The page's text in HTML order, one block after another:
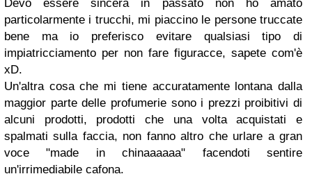
Devo essere sincera in passato non ho amato
particolarmente i trucchi, mi piaccino le persone truccate
bene ma io preferisco evitare qualsiasi tipo di
impiatricciamento per non fare figuracce, sapete com'è
xD.
Un'altra cosa che mi tiene accuratamente lontana dalla
maggior parte delle profumerie sono i prezzi proibitivi di
alcuni prodotti, prodotti che una volta acquistati e
spalmati sulla faccia, non fanno altro che urlare a gran
voce "made in chinaaaaaa" facendoti sentire
un'irrimediabile cafona.